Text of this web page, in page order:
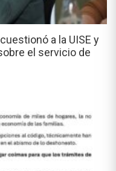
a la UISE y
el servicio de